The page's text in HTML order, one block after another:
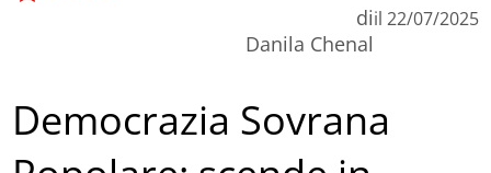
di
Danila Chenal
il 22/07/2025
Democrazia Sovrana